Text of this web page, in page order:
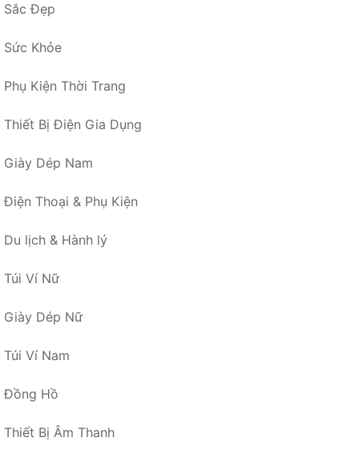
Sắc Đẹp
Sức Khỏe
Phụ Kiện Thời Trang
Thiết Bị Điện Gia Dụng
Giày Dép Nam
Điện Thoại & Phụ Kiện
Du lịch & Hành lý
Túi Ví Nữ
Giày Dép Nữ
Túi Ví Nam
Đồng Hồ
Thiết Bị Âm Thanh